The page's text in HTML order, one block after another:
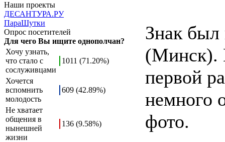
Наши проекты
ДЕСАНТУРА.РУ
ПараШутки
Опрос посетителей
Для чего Вы ищите однополчан?
Хочу узнать,
что стало с
сослуживцами
1011 (71.20%)
Хочется
вспомнить
молодость
609 (42.89%)
Не хватает
общения в
нынешней
жизни
136 (9.58%)
Знак
(Минск).
первой
немного
фото.